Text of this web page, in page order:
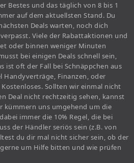
Bestes und das täglich von 8 bis 1
auf dem aktuellsten Stand. Du
Deals warten, noch dich
Viele der Rabattaktionen und
oder binnen weniger Minuten
bei einigen Deals schnell sein,
ist oft der Fall bei Schnäppchen aus
Handyverträge, Finanzen, oder
Sollten wir einmal nicht
Deal nicht rechtzeitig sehen, kannst
kümmern uns umgehend um die
immer die 10% Regel, die bei
der Händler seriös sein (z.B. von
du dir mal nicht sicher sein, ob der
um Hilfe bitten und wie prüfen